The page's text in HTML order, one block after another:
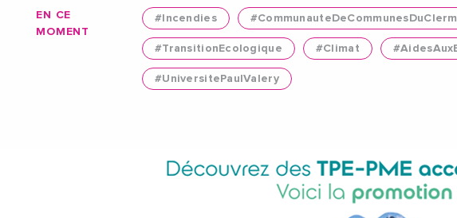
EN CE
MOMENT
#Incendies
#TransitionEcologique #Climat
#UniversitePaulValery